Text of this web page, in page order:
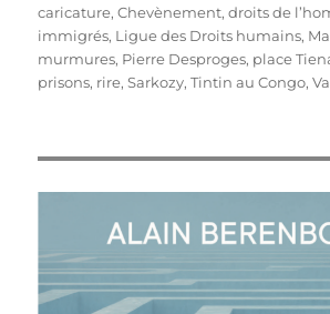
caricature,Chevènement,droits de
immigrés, Ligue des Droits humains,
murmures, Pierre Desproges, place
prisons, rire,Sarkozy,Tintin au Congo,